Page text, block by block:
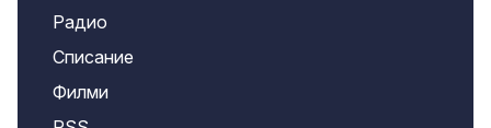
Радио
Списание
Филми